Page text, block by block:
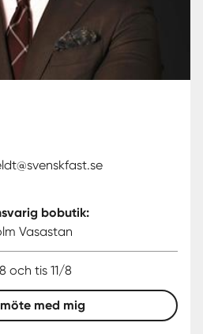
bobutik:
Vasastan
och tis 11/8
med mig